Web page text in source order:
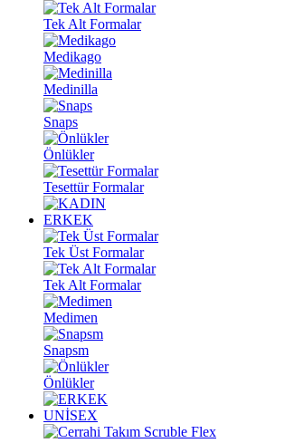
Tek Alt Formalar
Medikago
Medinilla
Snaps
Önlükler
Tesettür Formalar
ERKEK
Tek Üst Formalar
Tek Alt Formalar
Medimen
Snapsm
Önlükler
UNİSEX